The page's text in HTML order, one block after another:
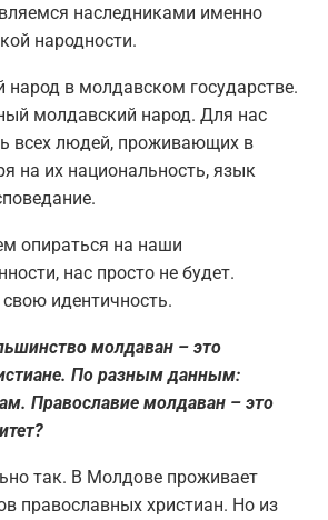
наследниками именно
народности.
в молдавском государстве.
молдавский народ. Для нас
всех людей, проживающих в
на их национальность, язык
опираться на наши
нас просто не будет.
идентичность.
молдаван – это
По разным данным:
Православие молдаван – это
так. В Молдове проживает
православных христиан. Но из